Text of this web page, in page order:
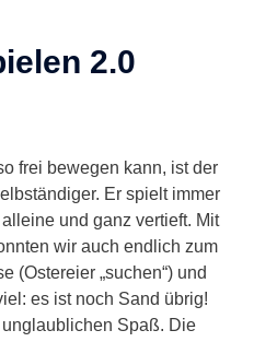
2.0
frei bewegen kann, ist der
Er spielt immer
und ganz vertieft. Mit
wir auch endlich zum
(Ostereier „suchen“) und
es ist noch Sand übrig!
Spaß. Die